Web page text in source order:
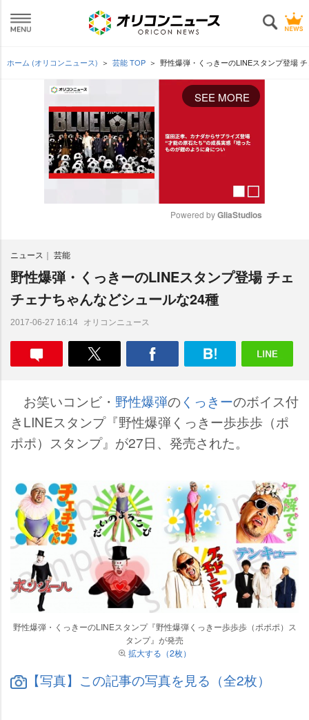
ホーム (オリコンニュース) 芸能 TOP 野性爆弾・くっきーのLINEスタンプ登場
SEE MORE
e
Powered by GliaStudios
ニュース 芸能
野性爆弾・くっきーのLINEスタンプ登場 チェ
チェナちゃんなどシュールな24種
2017-06-27 16:14 オリコンニュース
お笑いコンビ・ 野性爆弾の くっきーのボイス付
きLINEスタンプ『野性爆弾くっきー歩歩歩（ポ
ポポ）スタンプ』が27日、発売された。
野性爆弾・くっきーのLINEスタンプ『野性爆弾くっきー歩歩歩（ポポポ）ス
タンプ』が発売
拡大する（2枚）
【写真】この記事の写真を見る（全2枚）